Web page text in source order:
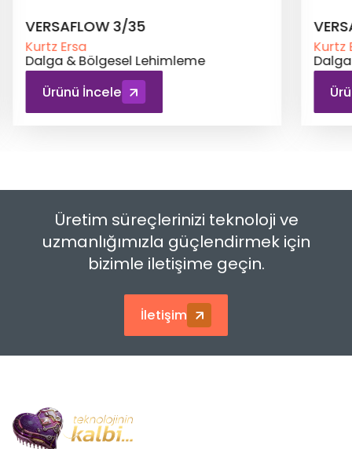
VERSAFLOW 3/66
Kurtz Ersa
Dalga & Bölgesel Lehimleme
Ürünü İncele
Kurtz
Üretim süreçlerinizi teknoloji ve
uzmanlığımızla güçlendirmek için
bizimle iletişime geçin.
İletişim